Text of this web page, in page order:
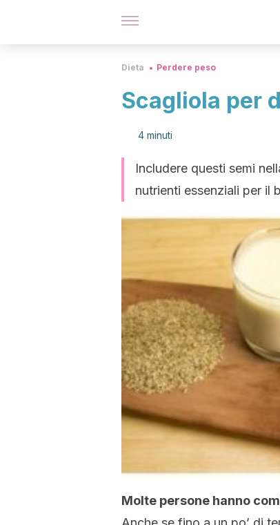
Dieta Perdere peso
Scagliola per
4 minuti
Includere questi semi
nutrienti essenziali per il
Molte persone hanno